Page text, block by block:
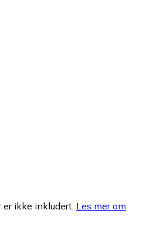
ikke inkludert. Les mer om